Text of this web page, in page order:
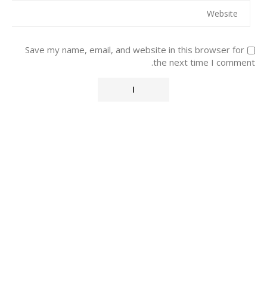
Save my name, email, and website in this browser for
the next time I comment.